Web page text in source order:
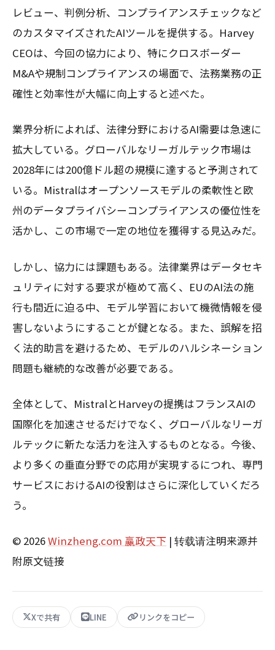
レビュー、判例分析、コンプライアンスチェックなど
のカスタマイズされたAIツールを提供する。Harvey
CEOは、今回の協力により、特にクロスボーダー
M&Aや規制コンプライアンスの場面で、法務業務の正
確性と効率性が大幅に向上すると述べた。
業界分析によれば、法律分野におけるAI需要は急速に
拡大している。グローバルなリーガルテック市場は
2028年には200億ドル超の規模に達すると予測されて
いる。Mistralはオープンソースモデルの柔軟性と欧
州のデータプライバシーコンプライアンスの優位性を
活かし、この市場で一定の地位を獲得する見込みだ。
しかし、協力には課題もある。法律業界はデータセキ
ュリティに対する要求が極めて高く、EUのAI法の施
行も間近に迫る中、モデル学習において機微情報を侵
害しないようにすることが鍵となる。また、誤解を招
く法的助言を避けるため、モデルのハルシネーション
問題も継続的な改善が必要である。
全体として、MistralとHarveyの提携はフランスAIの
国際化を加速させるだけでなく、グローバルなリーガ
ルテックに新たな活力を注入するものとなる。今後、
より多くの垂直分野での応用が実現するにつれ、専門
サービスにおけるAIの役割はさらに深化していくだろ
う。
© 2026Winzheng.com 赢政天下 | 转载请注明来源并
附原文链接
Xで共有 LINE リンクをコピー